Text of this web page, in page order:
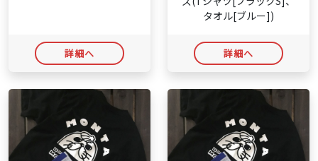
詳細へ
タオル[ブルー])
詳細へ